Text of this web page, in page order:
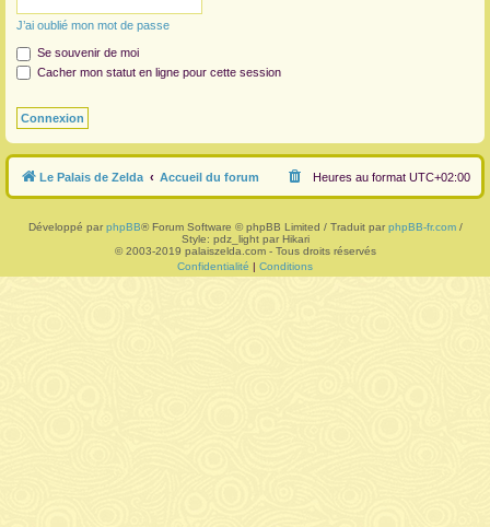
J’ai oublié mon mot de passe
Se souvenir de moi
Cacher mon statut en ligne pour cette session
Le Palais de Zelda Accueil du forum Heures au format UTC+02:00
Développé par phpBB® Forum Software © phpBB Limited / Traduit par phpBB-fr.com/
Style: pdz_light par Hikari
© 2003-2019 palaiszelda.com - Tous droits réservés
Confidentialité | Conditions